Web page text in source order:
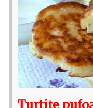
Turtițe